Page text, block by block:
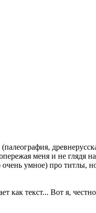
меня и не глядя
умное) про титлы,
текст... Вот я, честно,